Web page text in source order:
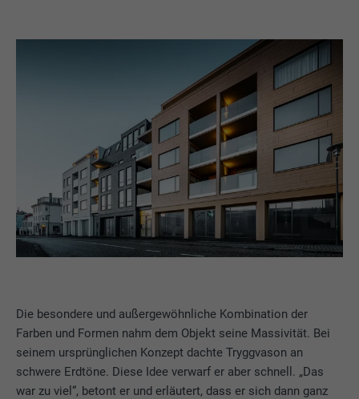
Die besondere und außergewöhnliche Kombination der
Farben und Formen nahm dem Objekt seine Massivität. Bei
seinem ursprünglichen Konzept dachte Tryggvason an
schwere Erdtöne. Diese Idee verwarf er aber schnell. „Das
war zu viel“, betont er und erläutert, dass er sich dann ganz